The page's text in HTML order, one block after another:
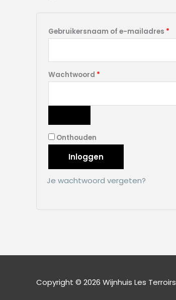
Gebruikersnaam of e-mailadres *
Wachtwoord *
Onthouden
Inloggen
Je wachtwoord vergeten?
Copyright © 2026 Wijnhuis Les Terroirs